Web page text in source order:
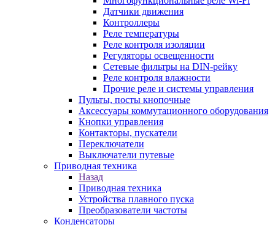
Датчики движения
Контроллеры
Реле температуры
Реле контроля изоляции
Регуляторы освещенности
Сетевые фильтры на DIN-рейку
Реле контроля влажности
Прочие реле и системы управления
Пульты, посты кнопочные
Аксессуары коммутационного оборудования
Кнопки управления
Контакторы, пускатели
Переключатели
Выключатели путевые
Приводная техника
Назад
Приводная техника
Устройства плавного пуска
Преобразователи частоты
Конденсаторы